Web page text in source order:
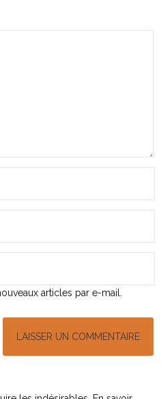
articles par e-mail.